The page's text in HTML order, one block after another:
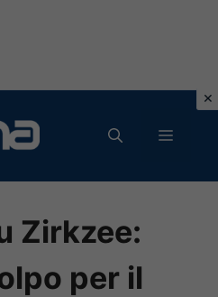
MENU
Zirkzee:
per il